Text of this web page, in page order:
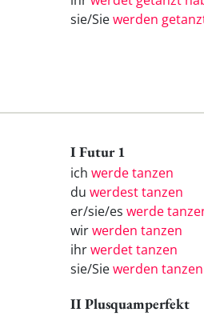
sie/Siewerden
I Futur 1
ich werde tanzen
du werdest tanzen
er/sie/es werde
wirwerden tanzen
ihrwerdet tanzen
sie/Siewerden tanzen
II Plusquamperfekt